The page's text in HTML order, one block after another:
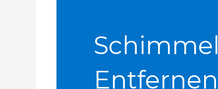
Schimmel
Entfernen